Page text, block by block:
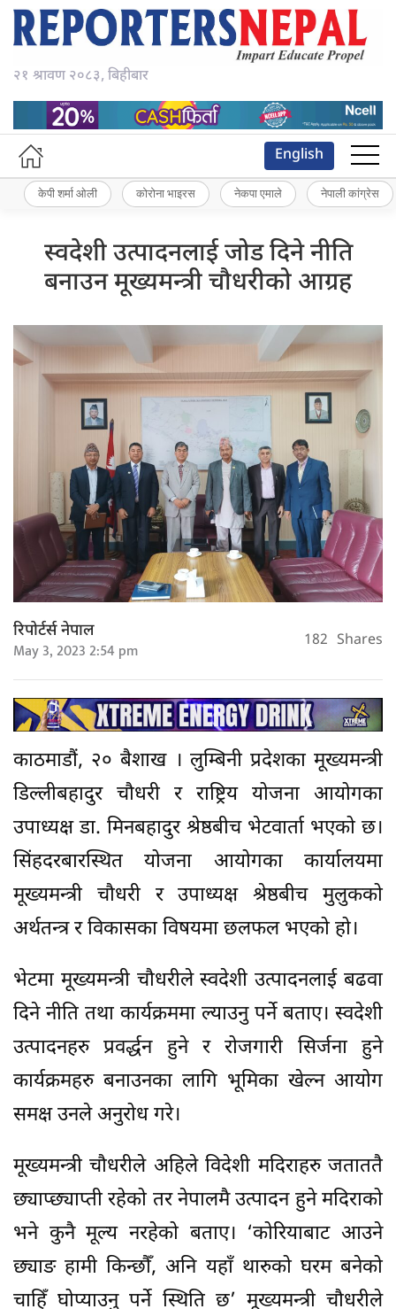
२१ श्रावण २०८३, बिहीबार
English
केपी शर्मा ओली कोरोना भाइरस नेकपा एमाले नेपाली कांग्रेस
स्वदेशी उत्पादनलाई जोड दिने नीति
बनाउन मूख्यमन्त्री चौधरीको आग्रह
रिपोर्टर्स नेपाल
May 3, 2023 2:54 pm 182 Shares
काठमाडौं, २० बैशाख । लुम्बिनी प्रदेशका मूख्यमन्त्री
डिल्लीबहादुर चौधरी र राष्ट्रिय योजना आयोगका
उपाध्यक्ष डा. मिनबहादुर श्रेष्ठबीच भेटवार्ता भएको छ।
सिंहदरबारस्थित योजना आयोगका कार्यालयमा
मूख्यमन्त्री चौधरी र उपाध्यक्ष श्रेष्ठबीच मुलुकको
अर्थतन्त्र र विकासका विषयमा छलफल भएको हो।
भेटमा मूख्यमन्त्री चौधरीले स्वदेशी उत्पादनलाई बढवा
दिने नीति तथा कार्यक्रममा ल्याउनु पर्ने बताए। स्वदेशी
उत्पादनहरु प्रवर्द्धन हुने र रोजगारी सिर्जना हुने
कार्यक्रमहरु बनाउनका लागि भूमिका खेल्न आयोग
समक्ष उनले अनुरोध गरे।
मूख्यमन्त्री चौधरीले अहिले विदेशी मदिराहरु जताततै
छ्याप्छ्याप्ती रहेको तर नेपालमै उत्पादन हुने मदिराको
भने कुनै मूल्य नरहेको बताए। ‘कोरियाबाट आउने
छ्याङ हामी किन्छौँ, अनि यहाँ थारुको घरम बनेको
चाहिँ घोप्याउनु पर्ने स्थिति छ’ मूख्यमन्त्री चौधरीले